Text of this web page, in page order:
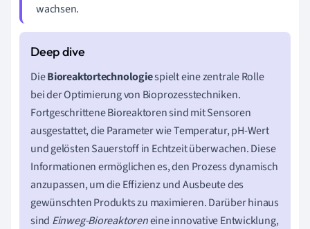
wachsen.
DieBioreaktortechnologiespielt eine zentrale Rolle
bei der Optimierung von Bioprozesstechniken.
Fortgeschrittene Bioreaktoren sind mit Sensoren
ausgestattet, die Parameter wie Temperatur, pH-Wert
und gelösten Sauerstoff in Echtzeit überwachen. Diese
Informationen ermöglichen es, den Prozess dynamisch
anzupassen, um die Effizienz und Ausbeute des
gewünschten Produkts zu maximieren. Darüber hinaus
sind Einweg-Bioreaktoreneine innovative Entwicklung,